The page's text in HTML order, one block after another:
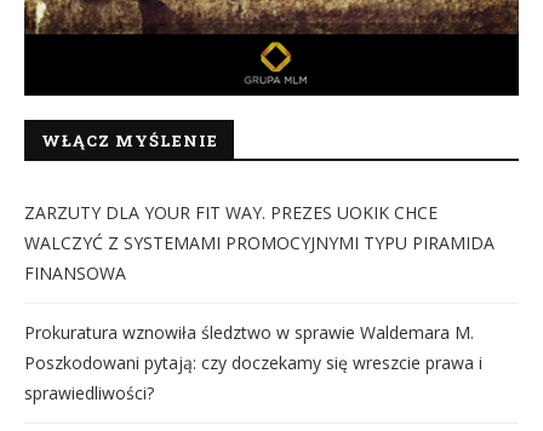
WŁĄCZ MYŚLENIE
ZARZUTY DLA YOUR FIT WAY. PREZES UOKIK CHCE
WALCZYĆ Z SYSTEMAMI PROMOCYJNYMI TYPU PIRAMIDA
FINANSOWA
Prokuratura wznowiła śledztwo w sprawie Waldemara M.
Poszkodowani pytają: czy doczekamy się wreszcie prawa i
sprawiedliwości?